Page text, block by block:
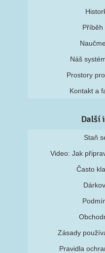
Příběh
Náš
Prostory
Kontakt a
Další
Staň
Video: Jak
Často
Zásady
Pravidla